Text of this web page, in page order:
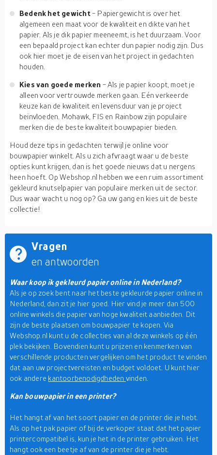
Bedenk het gewicht- Papiergewicht is over het
algemeen een maat voor de kwaliteit en dikte van het
papier. Als je dik papier meeneemt, is het duurzaam. Voor
een bepaald project kan echter dun papier nodig zijn. Dus
ook hier moet je de eisen van het project in gedachten
houden.
Kies van goede merken - Als je papier koopt, moet je
alleen voor vertrouwde merken gaan. Eén verkeerde
keuze kan de kwaliteit en levensduur van je project
beïnvloeden. Mohawk, FIS en Rainbow zijn populaire
merken die de beste kwaliteit bouwpapier bieden.
Houd deze tips in gedachten terwijl je online voor
bouwpapier winkelt. Als u zich afvraagt waar u de beste
opties kunt krijgen, dan is het goede nieuws dat u nergens
heen hoeft. Op Webshop.nl hebben we een ruim assortiment
gekleurd knutselpapier van populaire merken uit de sector.
Dus waar wacht u nog op? Ga uw gang en kies uit de beste
collectie!
Vragen
en antwoorden
Waar koop ik gekleurd papier online in Nederland?
Als je op zoek bent naar het beste gekleurde papier online in
Nederland, dan zit je hier goed. Hier vind je meer dan 500
online winkels die papier van hoge kwaliteit aanbieden. Dit
zijn de beste plaatsen om bouwpapier te kopen. Via
Webshop.nl kunt u de collecties van al deze winkels op één
plek bekijken. Bovendien kunt u prijzen en kenmerken van
verschillende producten vergelijken om het product te vinden
dat aan uw projectvereisten en budget voldoet. U kunt hier
ook andere kantoorbenodigdheden vinden.
Kan bouwpapier in een printer?
Het hangt af van het soort papier en de printer die je hebt.
Als op het pak papier of bij de verkoper staat dat het papier
printercompatibel is, kun je het in de printer gebruiken. Het
hangt ook een beetje af van de printer die je hebt.